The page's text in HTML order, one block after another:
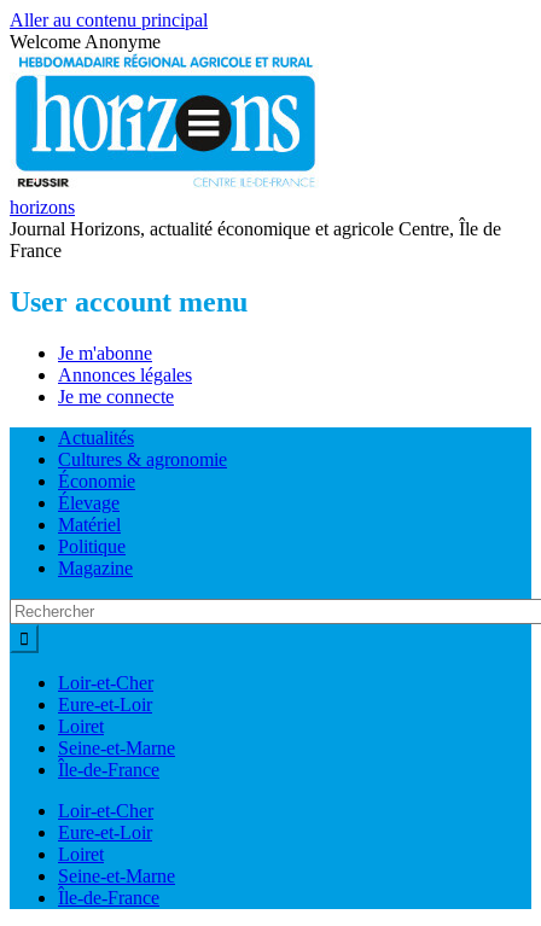
Aller au contenu principal
Welcome Anonyme
horizons
Journal Horizons, actualité économique et agricole Centre, Île de
France
User account menu
Je m'abonne
Annonces légales
Je me connecte
Actualités
Cultures & agronomie
Économie
Élevage
Matériel
Politique
Magazine
Loir-et-Cher
Eure-et-Loir
Loiret
Seine-et-Marne
Île-de-France
Loir-et-Cher
Eure-et-Loir
Loiret
Seine-et-Marne
Île-de-France